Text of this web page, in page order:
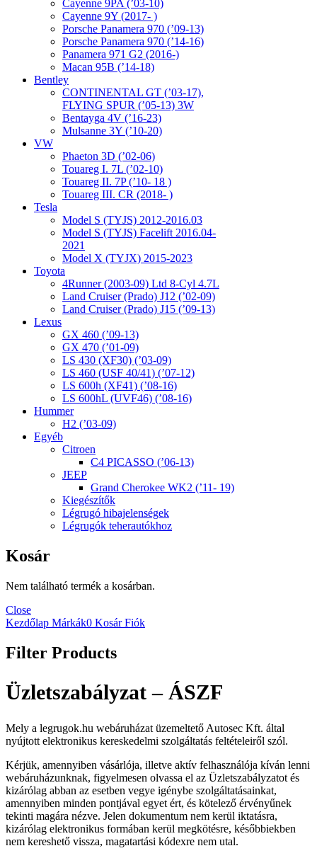
Cayenne 9PA (’03-10)
Cayenne 9Y (2017- )
Porsche Panamera 970 (’09-13)
Porsche Panamera 970 (’14-16)
Panamera 971 G2 (2016-)
Macan 95B (’14-18)
Bentley
CONTINENTAL GT (’03-17),
FLYING SPUR (’05-13) 3W
Bentayga 4V (’16-23)
Mulsanne 3Y (’10-20)
VW
Phaeton 3D (’02-06)
Touareg I. 7L (’02-10)
Touareg II. 7P (’10- 18 )
Touareg III. CR (2018- )
Tesla
Model S (TYJS) 2012-2016.03
Model S (TYJS) Facelift 2016.04-
2021
Model X (TYJX) 2015-2023
Toyota
4Runner (2003-09) Ltd 8-Cyl 4.7L
Land Cruiser (Prado) J12 (’02-09)
Land Cruiser (Prado) J15 (’09-13)
Lexus
GX 460 (’09-13)
GX 470 (’01-09)
LS 430 (XF30) (’03-09)
LS 460 (USF 40/41) (’07-12)
LS 600h (XF41) (’08-16)
LS 600hL (UVF46) (’08-16)
Hummer
H2 (’03-09)
Egyéb
Citroen
C4 PICASSO (’06-13)
JEEP
Grand Cherokee WK2 (’11- 19)
Kiegészítők
Légrugó hibajelenségek
Légrugók teherautókhoz
Kosár
Nem található termék a kosárban.
Close
Kezdőlap Márkák0 KosárFiók
Filter Products
Üzletszabályzat – ÁSZF
Mely a legrugok.hu webáruházat üzemeltető Autosec Kft. által
nyújtott elektronikus kereskedelmi szolgáltatás feltételeiről szól.
Kérjük, amennyiben vásárlója, illetve aktív felhasználója kíván lenni
webáruházunknak, figyelmesen olvassa el az Üzletszabályzatot és
kizárólag abban az esetben vegye igénybe szolgáltatásainkat,
amennyiben minden pontjával egyet ért, és kötelező érvényűnek
tekinti magára nézve. Jelen dokumentum nem kerül iktatásra,
kizárólag elektronikus formában kerül megkötésre, későbbiekben
nem kereshető vissza, magatartási kódexre nem utal.